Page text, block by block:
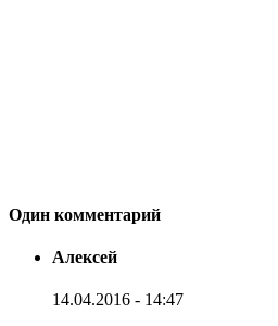
Один комментарий
Алексей
14.04.2016 - 14:47